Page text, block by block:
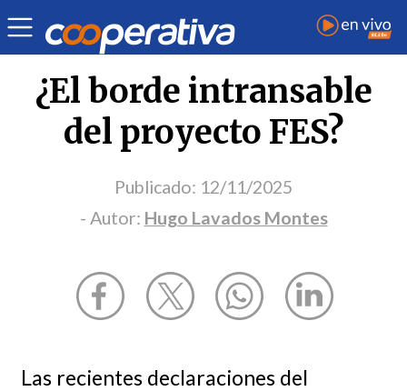
Opinión | Hugo Lavados Montes
¿El borde intransable
del proyecto FES?
Publicado: 12/11/2025
- Autor: Hugo Lavados Montes
Las recientes declaraciones del